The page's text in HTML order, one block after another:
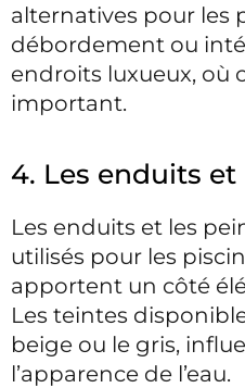
alternatives pour les
débordement ou
endroits luxueux, où
important.
4. Les enduits
Les enduits et les
utilisés pour les
apportent un côté
Les teintes
beige ou le gris,
l’apparence de l’eau.